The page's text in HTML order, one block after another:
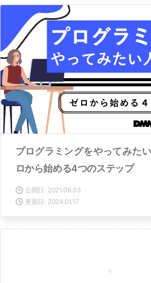
プログラミングをやってみた
ロから始める4つのステップ
公開日: 2021.09.03
更新日: 2024.01.17